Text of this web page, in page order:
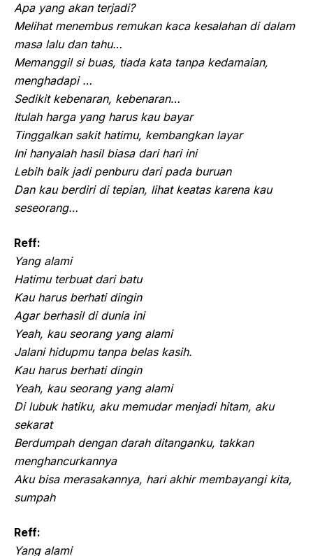
Apa yang akan terjadi?
Melihat menembus remukan kaca kesalahan di dalam
masa lalu dan tahu…
Memanggil si buas, tiada kata tanpa kedamaian,
menghadapi …
Sedikit kebenaran, kebenaran…
Itulah harga yang harus kau bayar
Tinggalkan sakit hatimu, kembangkan layar
Ini hanyalah hasil biasa dari hari ini
Lebih baik jadi penburu dari pada buruan
Dan kau berdiri di tepian, lihat keatas karena kau
seseorang…
Reff:
Yang alami
Hatimu terbuat dari batu
Kau harus berhati dingin
Agar berhasil di dunia ini
Yeah, kau seorang yang alami
Jalani hidupmu tanpa belas kasih.
Kau harus berhati dingin
Yeah, kau seorang yang alami
Di lubuk hatiku, aku memudar menjadi hitam, aku
sekarat
Berdumpah dengan darah ditanganku, takkan
menghancurkannya
Aku bisa merasakannya, hari akhir membayangi kita,
sumpah
Reff:
Yang alami